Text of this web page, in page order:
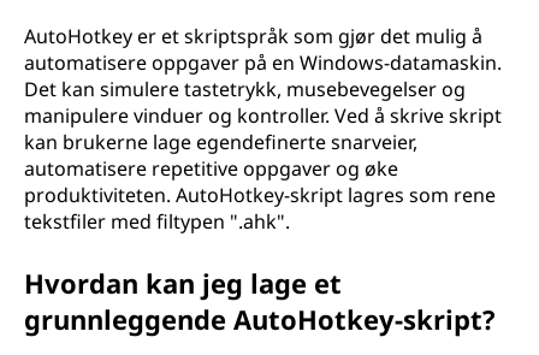
AutoHotkey er et skriptspråk som gjør det mulig å
automatisere oppgaver på en Windows-datamaskin.
Det kan simulere tastetrykk, musebevegelser og
manipulere vinduer og kontroller. Ved å skrive skript
kan brukerne lage egendefinerte snarveier,
automatisere repetitive oppgaver og øke
produktiviteten. AutoHotkey-skript lagres som rene
tekstfiler med filtypen ".ahk".
Hvordan kan jeg lage et
grunnleggende AutoHotkey-skript?